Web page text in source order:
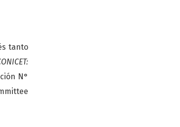
tanto
N°